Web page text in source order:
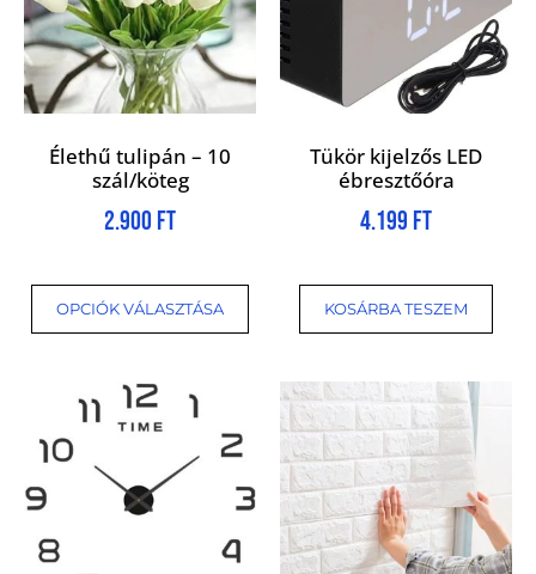
Élethű tulipán – 10
szál/köteg
2.900 Ft
OPCIÓK VÁLASZTÁSA
Tükör kijelzős LED
ébresztőóra
4.199 Ft
KOSÁRBA TESZEM